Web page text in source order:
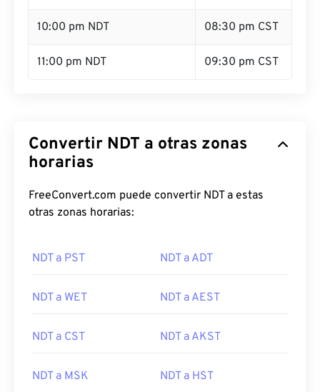
10:00 pm NDT 08:30 pm CST
11:00 pm NDT 09:30 pm CST
Convertir NDT a otras zonas
horarias
FreeConvert.com puede convertir NDT a estas
otras zonas horarias:
NDT a PST NDT a ADT
NDT a WET NDT a AEST
NDT a CST NDT a AKST
NDT a MSK NDT a HST